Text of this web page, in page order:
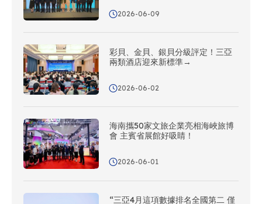
2026-06-09
彩貝、金貝、銀貝分級評定！三亞
兩類酒店迎來新標準→
2026-06-02
海南攜50家文旅企業亮相海峽旅博
會 主賓省展館好吸睛！
2026-06-01
“三亞4月這項數據排名全國第二 僅